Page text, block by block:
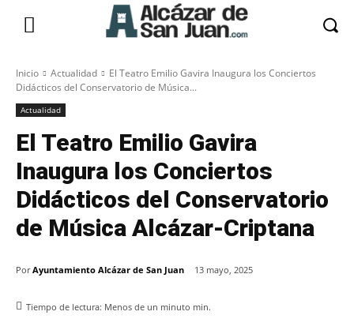
Inicio Actualidad
El Teatro Emilio Gavira Inaugura los Conciertos
Didácticos del Conservatorio de Música...
Actualidad
El Teatro Emilio Gavira
Inaugura los Conciertos
Didácticos del Conservatorio
de Música Alcázar-Criptana
Por Ayuntamiento Alcázar de San Juan 13 mayo, 2025
Tiempo de lectura: Menos de un minuto min.